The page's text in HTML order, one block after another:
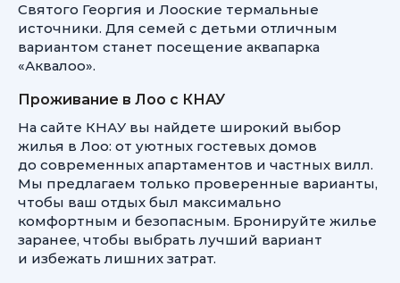
Святого Георгия и Лооские термальные
источники. Для семей с детьми отличным
вариантом станет посещение аквапарка
«Аквалоо».
Проживание в Лоо с КНАУ
На сайте КНАУ вы найдете широкий выбор
жилья в Лоо: от уютных гостевых домов
до современных апартаментов и частных вилл.
Мы предлагаем только проверенные варианты,
чтобы ваш отдых был максимально
комфортным и безопасным. Бронируйте жилье
заранее, чтобы выбрать лучший вариант
и избежать лишних затрат.